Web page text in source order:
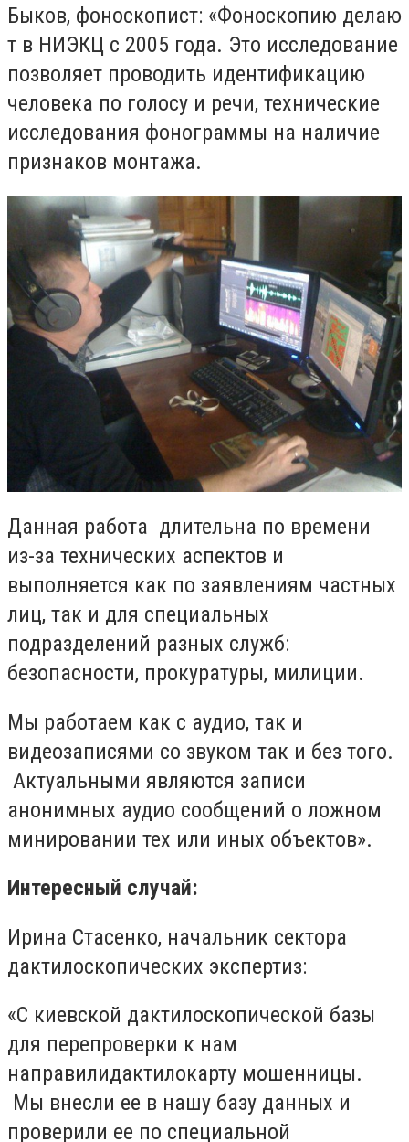
Быков, фоноскопист: «Фоноскопию делаю
т в НИЭКЦ с 2005 года. Это исследование
позволяет проводить идентификацию
человека по голосу и речи, технические
исследования фонограммы на наличие
признаков монтажа.
Данная работа длительна по времени
из-за технических аспектов и
выполняется как по заявлениям частных
лиц, так и для специальных
подразделений разных служб:
безопасности, прокуратуры, милиции.
Мы работаем как с аудио, так и
видеозаписями со звуком так и без того.
Актуальными являются записи
анонимных аудио сообщений о ложном
минировании тех или иных объектов».
Интересный случай:
Ирина Стасенко, начальник сектора
дактилоскопических экспертиз:
«С киевской дактилоскопической базы
для перепроверки к нам
направилидактилокарту мошенницы.
Мы внесли ее в нашу базу данных и
проверили ее по специальной